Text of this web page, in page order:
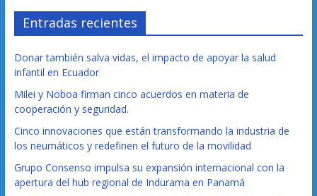
Entradas recientes
Donar también salva vidas, el impacto de apoyar la salud
infantil en Ecuador
Milei y Noboa firman cinco acuerdos en materia de
cooperación y seguridad.
Cinco innovaciones que están transformando la industria de
los neumáticos y redefinen el futuro de la movilidad
Grupo Consenso impulsa su expansión internacional con la
apertura del hub regional de Indurama en Panamá